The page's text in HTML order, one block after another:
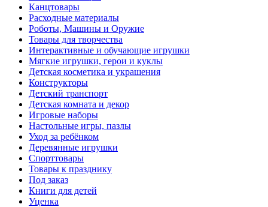
Канцтовары
Расходные материалы
Роботы, Машины и Оружие
Товары для творчества
Интерактивные и обучающие игрушки
Мягкие игрушки, герои и куклы
Детская косметика и украшения
Конструкторы
Детский транспорт
Детская комната и декор
Игровые наборы
Настольные игры, пазлы
Уход за ребёнком
Деревянные игрушки
Спорттовары
Товары к празднику
Под заказ
Книги для детей
Уценка